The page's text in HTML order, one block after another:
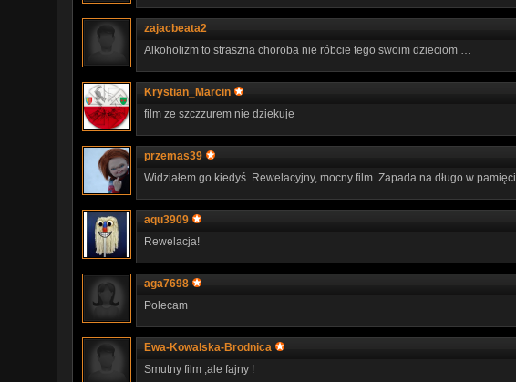
zajacbeata2
Alkoholizm to straszna choroba nie róbcie tego swoim dzieciom …
Krystian_Marcin
film ze szczzurem nie dziekuje
przemas39
Widziałem go kiedyś. Rewelacyjny, mocny film. Zapada na długo w pamięci.
aqu3909
Rewelacja!
aga7698
Polecam
Ewa-Kowalska-Brodnica
Smutny film ,ale fajny !